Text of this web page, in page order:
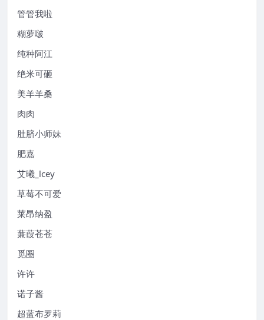
管管我啦
糊萝啵
纯种阿江
绝米可砸
美羊羊桑
肉肉
肚脐小师妹
肥嘉
艾曦_lcey
草莓不可爱
莱昂纳盈
蒹葭苍苍
觅圈
许许
诺子酱
超蓝布罗莉